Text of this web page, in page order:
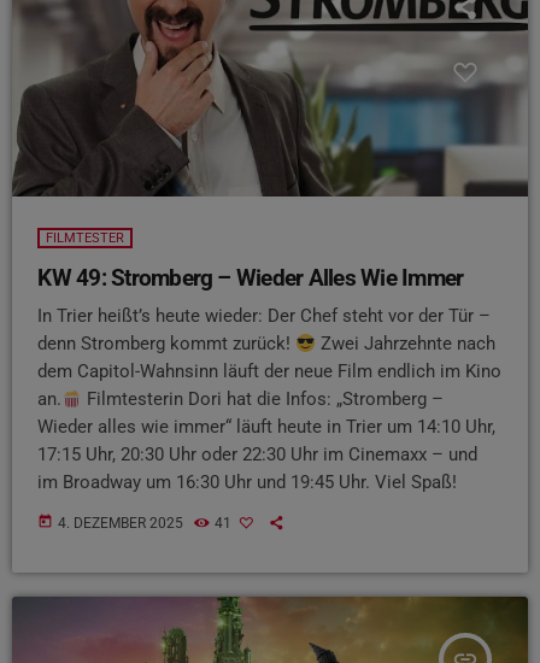
FILMTESTER
KW 49: Stromberg – Wieder Alles Wie Immer
In Trier heißt’s heute wieder: Der Chef steht vor der Tür –
denn Stromberg kommt zurück!
Zwei Jahrzehnte nach
dem Capitol-Wahnsinn läuft der neue Film endlich im Kino
an.
Filmtesterin Dori hat die Infos: „Stromberg –
Wieder alles wie immer“ läuft heute in Trier um 14:10 Uhr,
17:15 Uhr, 20:30 Uhr oder 22:30 Uhr im Cinemaxx – und
im Broadway um 16:30 Uhr und 19:45 Uhr. Viel Spaß!
today 4. DEZEMBER 2025 41